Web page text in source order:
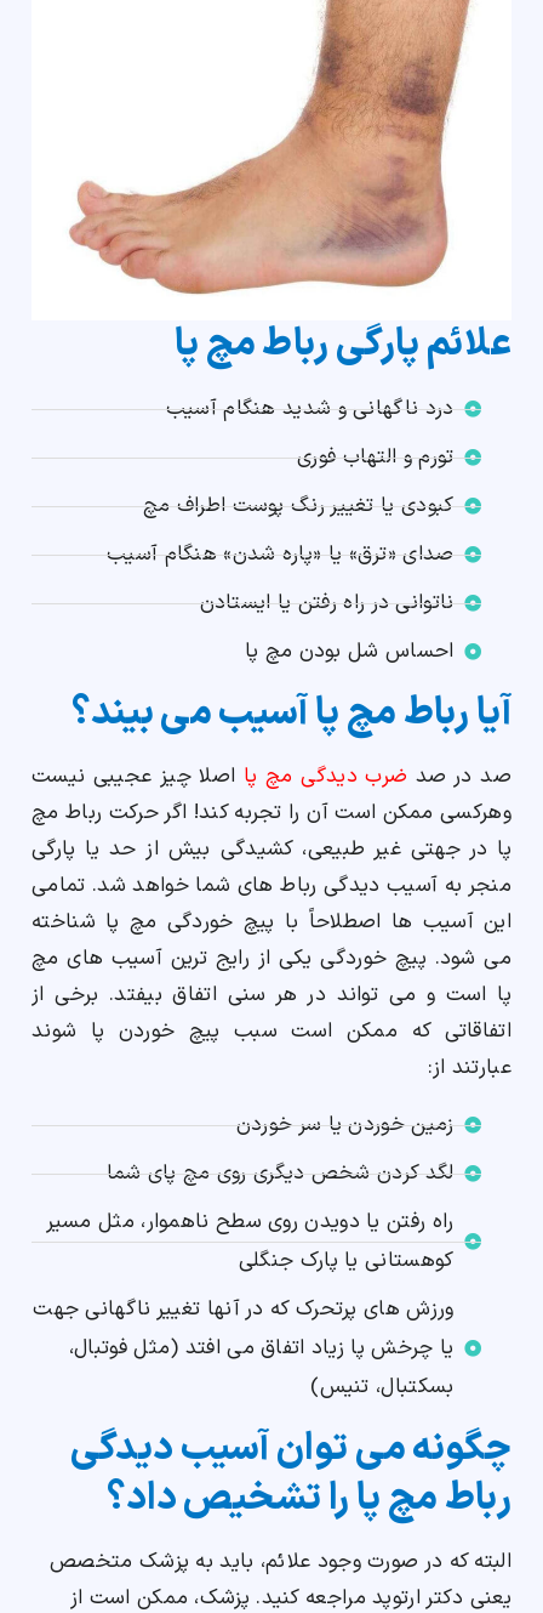
علائم پارگی رباط مچ پا
درد ناگهانی و شدید هنگام آسیب
تورم و التهاب فوری
کبودی یا تغییر رنگ پوست اطراف مچ
صدای «ترق» یا «پاره شدن» هنگام آسیب
ناتوانی در راه رفتن یا ایستادن
احساس شل بودن مچ پا
آیا رباط مچ پا آسیب می بیند؟
صد در صد ضرب دیدگی مچ پا اصلا چیز عجیبی نیست
وهرکسی ممکن است آن را تجربه کند! اگر حرکت رباط مچ
پا در جهتی غیر طبیعی، کشیدگی بیش از حد یا پارگی
منجر به آسیب دیدگی رباط های شما خواهد شد. تمامی
این آسیب ها اصطلاحاً با پیچ خوردگی مچ پا شناخته
می شود. پیچ خوردگی یکی از رایج ترین آسیب های مچ
پا است و می تواند در هر سنی اتفاق بیفتد. برخی از
اتفاقاتی که ممکن است سبب پیچ خوردن پا شوند
عبارتند از:
زمین خوردن یا سر خوردن
لگد کردن شخص دیگری روی مچ پای شما
راه رفتن یا دویدن روی سطح ناهموار، مثل مسیر
کوهستانی یا پارک جنگلی
ورزش های پرتحرک که در آنها تغییر ناگهانی جهت
یا چرخش پا زیاد اتفاق می افتد (مثل فوتبال،
بسکتبال، تنیس)
چگونه می توان آسیب دیدگی
رباط مچ پا را تشخیص داد؟
البته که در صورت وجود علائم، باید به پزشک متخصص
یعنی دکتر ارتوپد مراجعه کنید. پزشک، ممکن است از